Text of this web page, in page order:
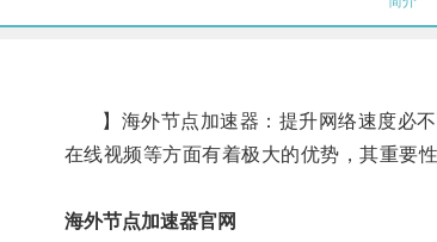
】海外节点加速器：提升网络速度必不
在线视频等方面有着极大的优势，其重要性
海外节点加速器官网